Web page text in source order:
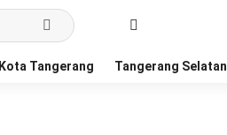
Kota Tangerang Tangerang Selatan